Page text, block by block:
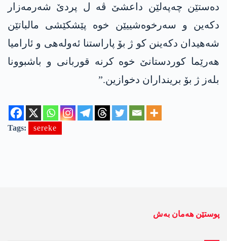
دەستێن چەپەلێن داعشێ ڤە ل پردێ شەرمەزار
دکەین و سەرخوەشییێن خوە پێشکێشی مالباتێن
شەھیدان دکەینن کو ژ بۆ پاراستنا ئەولەھی و ئارامیا
ھەرێما کوردستانێ خوە کرنە قوربانی و باشبوونا
بلەز ژ بۆ برینداران دخوازین.”
Tags: sereke
پوستێن ھەمان بەش